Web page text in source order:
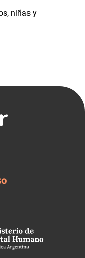
niñas y